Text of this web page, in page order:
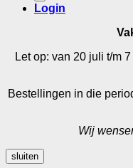
Login
Let op: van 20 juli t/m
Bestellingen in die
Wij
sluiten